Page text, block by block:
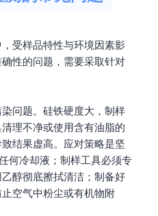
受样品特性与环境因素影
性的问题，需要采取针对
问题。硅铁硬度大，制样
理不净或使用含有油脂的
结果虚高。应对策略是坚
何冷却液；制样工具必须专
醇彻底擦拭清洁；制备好
空气中粉尘或有机物附